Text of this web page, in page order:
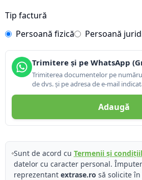
Tip factură
Persoană fizică
Persoană
Trimitere și pe WhatsApp
Trimiterea documentelor pe
de dvs. și pe adresa de e-mail
Adaugă
Sunt de acord cu Termenii și
datelor cu caracter personal.
reprezentant extrase.ro să solicite